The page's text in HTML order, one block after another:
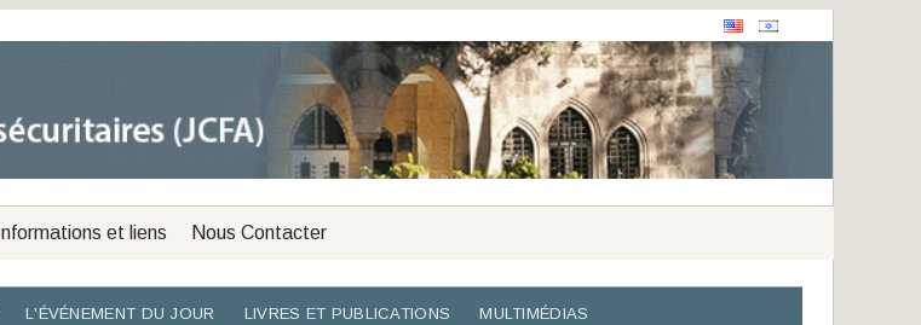
Informations et liens Nous Contacter
L'ÉVÉNEMENT DU JOUR LIVRES ET PUBLICATIONS MULTIMÉDIAS